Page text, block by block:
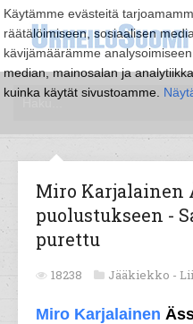
Käytämme evästeitä
räätälöimiseen, sosiaalisen
kävijämäärämme
median, mainosalan ja
kuinka käytät sivustoamme.
Miro Karjalainen
puolustukseen -
purettu
18238 Jääkiekko -
Miro Karjalainen